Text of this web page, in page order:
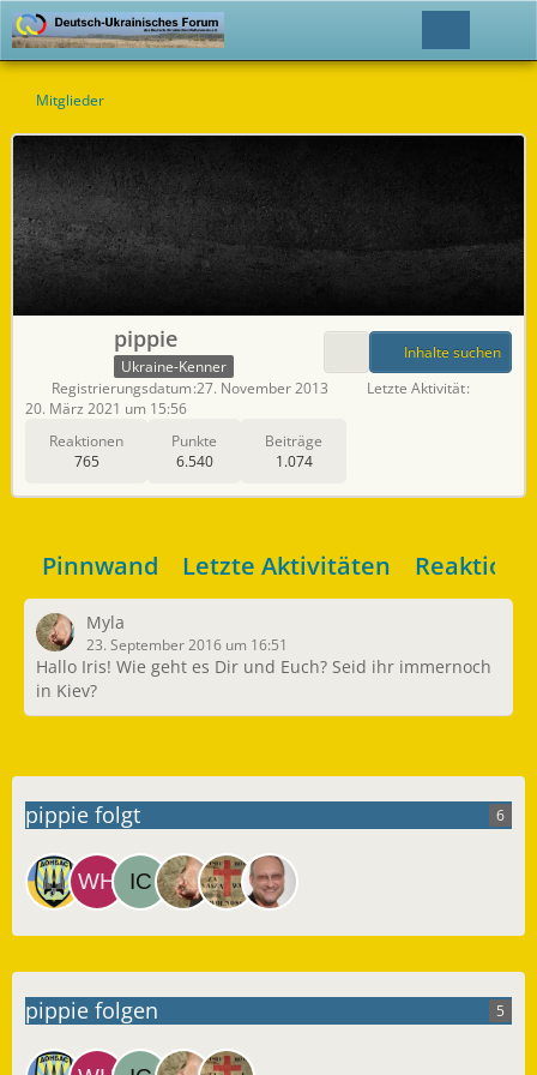
Mitglieder
pippie
Ukraine-Kenner
Reaktionen
765
Punkte
6.540
Beiträge
1.074
Inhalte suchen
Registrierungsdatum 27. November 2013
Letzte Aktivität
20. März 2021 um 15:56
Pinnwand Letzte Aktivitäten
Myla
23. September 2016 um 16:51
Hallo Iris! Wie geht es Dir und Euch? Seid ihr immernoch
in Kiev?
pippie folgt 6
pippie folgen 5